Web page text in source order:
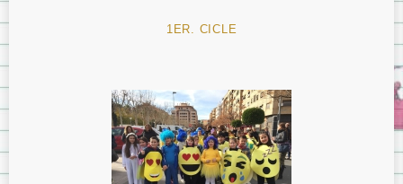
1ER. CICLE